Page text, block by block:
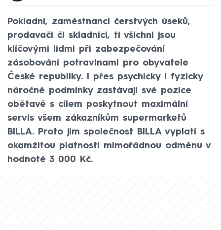
Pokladní, zaměstnanci čerstvých úseků,
prodavači či skladníci, ti všichni jsou
klíčovými lidmi při zabezpečování
zásobování potravinami pro obyvatele
České republiky. I přes psychicky i fyzicky
náročné podmínky zastávají své pozice
obětavě s cílem poskytnout maximální
servis všem zákazníkům supermarketů
BILLA. Proto jim společnost BILLA vyplatí s
okamžitou platností mimořádnou odměnu v
hodnotě 3 000 Kč.